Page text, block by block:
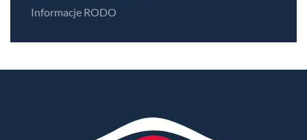
Informacje RODO